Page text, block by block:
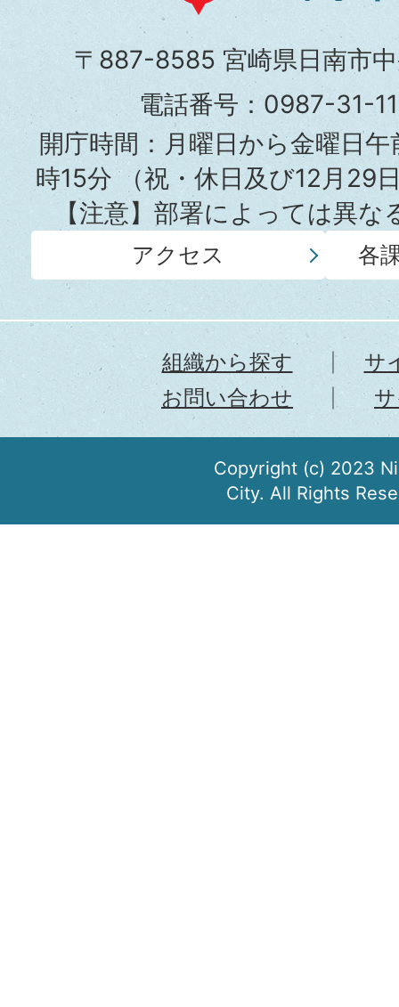
南
市
役
所
〒887-8585 宮崎県日南市
電話番号：0987-31-
開庁時間：月曜日から金曜日
時15分（祝・休日及び12月29
【注意】部署によっては異
アクセス 各
組織から探す
サ
お問い合わせ
Copyright (c) 2023
City. All Rights